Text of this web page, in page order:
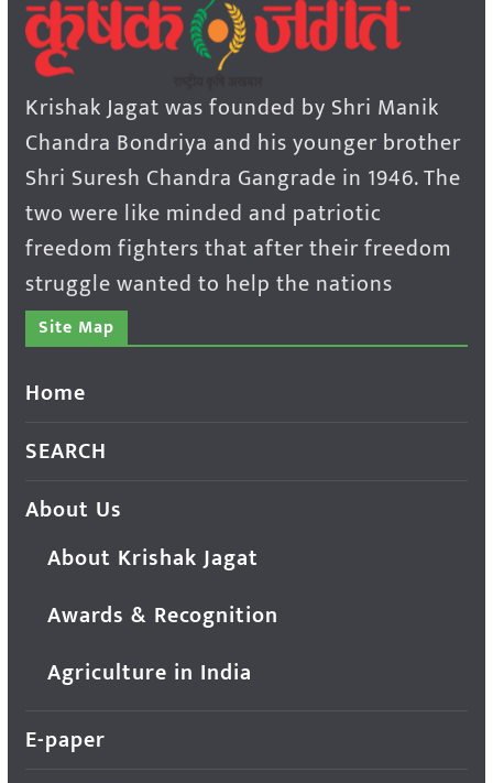
Krishak Jagat was founded by Shri Manik
Chandra Bondriya and his younger brother
Shri Suresh Chandra Gangrade in 1946. The
two were like minded and patriotic
freedom fighters that after their freedom
struggle wanted to help the nations
Site Map
Home
SEARCH
About Us
About Krishak Jagat
Awards & Recognition
Agriculture in India
E-paper